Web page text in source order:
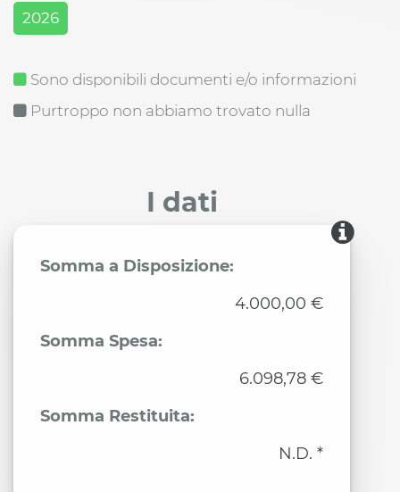
2026
Sono disponibili documenti e/o informazioni
Purtroppo non abbiamo trovato nulla
I dati
Somma a Disposizione:
4.000,00 €
Somma Spesa:
6.098,78 €
Somma Restituita:
N.D. *